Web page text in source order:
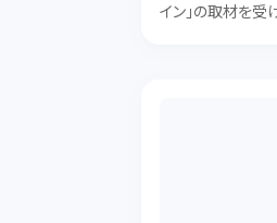
イン」の取材を受